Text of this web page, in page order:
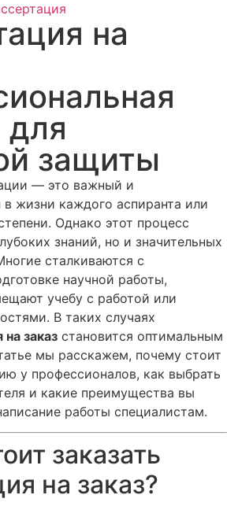
на
защиты
— это важный и
в жизни каждого аспиранта или
Однако этот процесс
знаний, но и значительных
сталкиваются с
научной работы,
учебу с работой или
В таких случаях
заказ становится оптимальным
мы расскажем, почему стоит
у профессионалов, как выбрать
и какие преимущества вы
работы специалистам.
заказать
на заказ?